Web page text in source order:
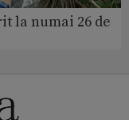
la numai 26 de